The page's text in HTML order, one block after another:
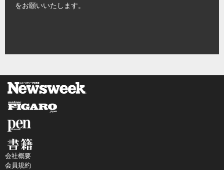
をお願いいたします。
会社概要
会員規約